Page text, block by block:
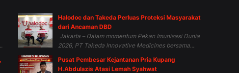
Halodoc dan Takeda Perluas Proteksi Masyarakat
dari Ancaman DBD
Jakarta – Dalam momentum Pekan Imunisasi Dunia
2026, PT Takeda Innovative Medicines bersama...
Pusat Pembesar Kejantanan Pria Kupang
H.Abdulazis Atasi Lemah Syahwat